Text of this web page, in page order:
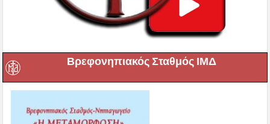
Βρεφονηπιακός Σταθμός ΙΜΔ